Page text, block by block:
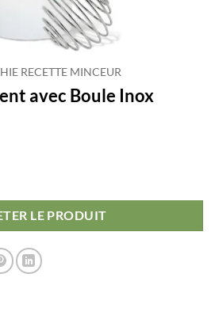
RECETTE MINCEUR
avec Boule Inox
LE PRODUIT